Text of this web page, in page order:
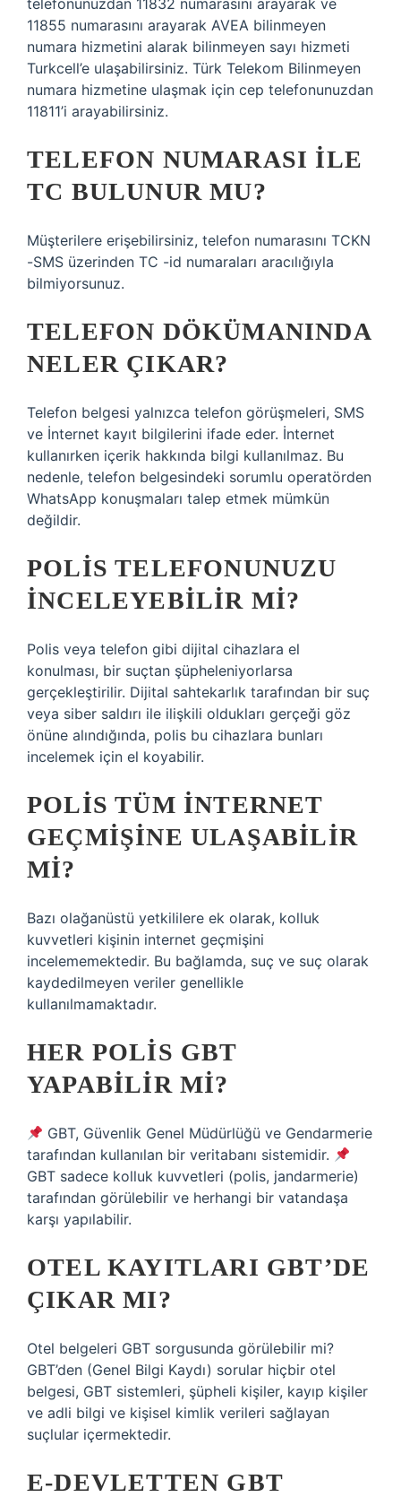
telefonunuzdan 11832 numarasını arayarak ve
11855 numarasını arayarak AVEA bilinmeyen
numara hizmetini alarak bilinmeyen sayı hizmeti
Turkcell’e ulaşabilirsiniz. Türk Telekom Bilinmeyen
numara hizmetine ulaşmak için cep telefonunuzdan
11811’i arayabilirsiniz.
TELEFON NUMARASI ILE
TC BULUNUR MU?
Müşterilere erişebilirsiniz, telefon numarasını TCKN
-SMS üzerinden TC -id numaraları aracılığıyla
bilmiyorsunuz.
TELEFON DÖKÜMANINDA
NELER ÇIKAR?
Telefon belgesi yalnızca telefon görüşmeleri, SMS
ve İnternet kayıt bilgilerini ifade eder. İnternet
kullanırken içerik hakkında bilgi kullanılmaz. Bu
nedenle, telefon belgesindeki sorumlu operatörden
WhatsApp konuşmaları talep etmek mümkün
değildir.
POLIS TELEFONUNUZU
INCELEYEBILIR MI?
Polis veya telefon gibi dijital cihazlara el
konulması, bir suçtan şüpheleniyorlarsa
gerçekleştirilir. Dijital sahtekarlık tarafından bir suç
veya siber saldırı ile ilişkili oldukları gerçeği göz
önüne alındığında, polis bu cihazlara bunları
incelemek için el koyabilir.
POLIS TÜM INTERNET
GEÇMIŞINE ULAŞABILIR
MI?
Bazı olağanüstü yetkililere ek olarak, kolluk
kuvvetleri kişinin internet geçmişini
incelememektedir. Bu bağlamda, suç ve suç olarak
kaydedilmeyen veriler genellikle
kullanılmamaktadır.
HER POLIS GBT
YAPABILIR MI?
GBT, Güvenlik Genel Müdürlüğü ve Gendarmerie
tarafından kullanılan bir veritabanı sistemidir.
GBT sadece kolluk kuvvetleri (polis, jandarmerie)
tarafından görülebilir ve herhangi bir vatandaşa
karşı yapılabilir.
OTEL KAYITLARI GBT’DE
ÇIKAR MI?
Otel belgeleri GBT sorgusunda görülebilir mi?
GBT’den (Genel Bilgi Kaydı) sorular hiçbir otel
belgesi, GBT sistemleri, şüpheli kişiler, kayıp kişiler
ve adli bilgi ve kişisel kimlik verileri sağlayan
suçlular içermektedir.
E-DEVLETTEN GBT